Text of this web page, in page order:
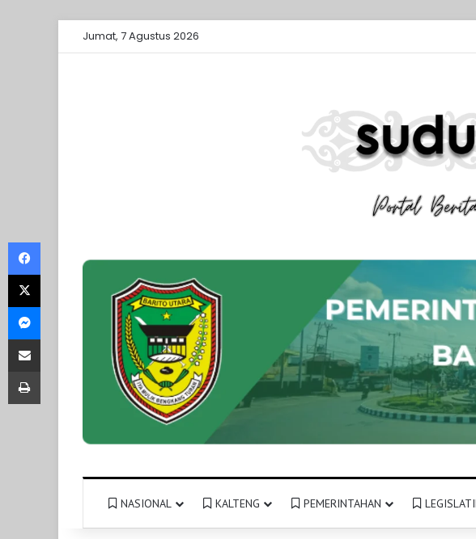
Jumat, 7 Agustus 2026
NASIONAL KALTENG PEMERINTAHAN
Facebook
X
Messenger
Share via Email